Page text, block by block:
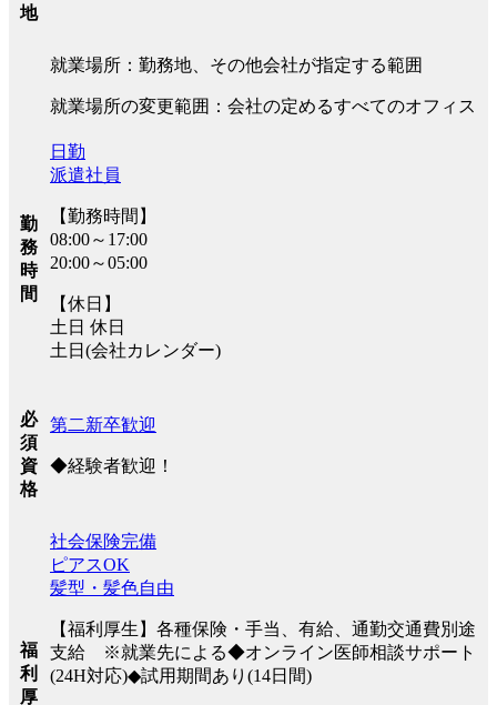
地
就業場所：勤務地、その他会社が指定する範囲
就業場所の変更範囲：会社の定めるすべてのオフィス
勤
務
時
間
日勤
派遣社員
【勤務時間】
08:00～17:00
20:00～05:00
【休日】
土日 休日
土日(会社カレンダー)
必
須
資
格
第二新卒歓迎
◆経験者歓迎！
福
利
厚
社会保険完備
ピアスOK
髪型・髪色自由
【福利厚生】各種保険・手当、有給、通勤交通費別途
支給 ※就業先による◆オンライン医師相談サポート
(24H対応)◆試用期間あり(14日間)